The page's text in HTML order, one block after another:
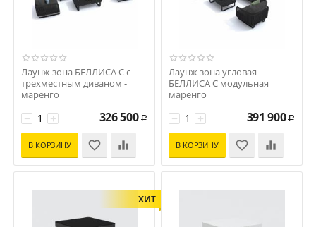
Лаунж зона БЕЛЛИСА С с
трехместным диваном -
маренго
+
− 326 500 Р
В КОРЗИНУ
Лаунж зона угловая
БЕЛЛИСА С модульная
маренго
+
− 391 900 Р
В КОРЗИНУ
ХИТ